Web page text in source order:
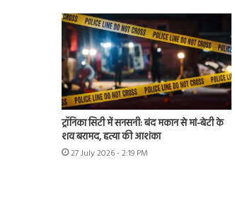
ट्रॉनिका सिटी में सनसनी: बंद मकान से मां-बेटी के
शव बरामद, हत्या की आशंका
27 July 2026 - 2:19 PM